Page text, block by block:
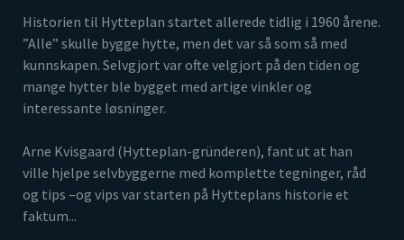
Historien til Hytteplan startet allerede tidlig i 1960 årene.
”Alle” skulle bygge hytte, men det var så som så med
kunnskapen. Selvgjort var ofte velgjort på den tiden og
mange hytter ble bygget med artige vinkler og
interessante løsninger.
Arne Kvisgaard (Hytteplan-gründeren), fant ut at han
ville hjelpe selvbyggerne med komplette tegninger, råd
og tips –og vips var starten på Hytteplans historie et
faktum...